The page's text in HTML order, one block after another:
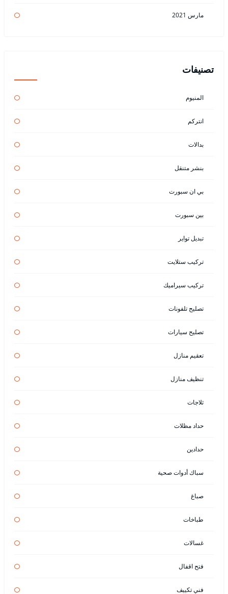
مارس 2021
تصنيفات
المنيوم
انتركم
بدالات
بنشر متنقل
بي ان سبورت
بين سبورت
تبديل تواير
تركيب ستلايت
تركيب سيراميك
تصليح تلفونات
تصليح سيارات
تعقيم منازل
تنظيف منازل
ثلاجات
حداد مظلات
حدادين
سباك أدوات صحية
صباغ
طباخات
غسالات
فتح اقفال
فني تكييف